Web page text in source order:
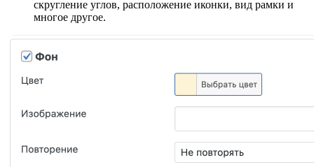
скругление углов, расположение иконки, вид рамки и
многое другое.